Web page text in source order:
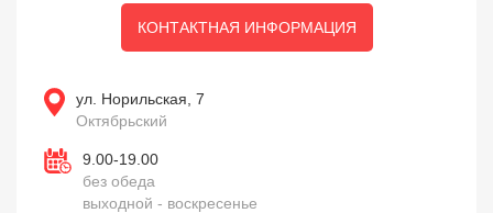
КОНТАКТНАЯ ИНФОРМАЦИЯ
ул. Норильская, 7
Октябрьский
9.00-19.00
без обеда
выходной - воскресенье